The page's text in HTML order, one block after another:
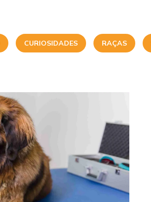
CURIOSIDADES RAÇAS